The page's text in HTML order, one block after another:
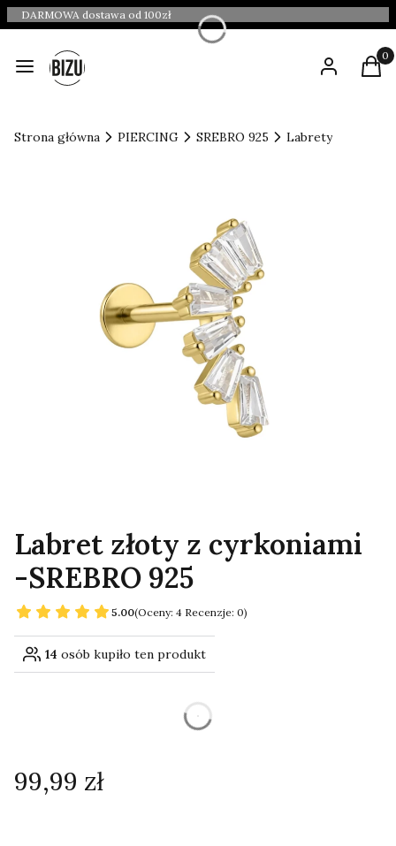
DARMOWA dostawa od 100zł
Menu Zaloguj się
Strona główna PIERCING SREBRO 925 Labrety
Labret złoty z cyrkoniami
-SREBRO 925
5.00(Oceny: 4 Recenzje: 0)
14 osób kupiło ten produkt
dnia
Cena
99,99 zł